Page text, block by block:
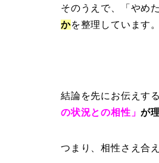
そのうえで、「やめ
かを整理しています。
結論を先にお伝えする
の状況との相性」が
つまり、相性さえ合